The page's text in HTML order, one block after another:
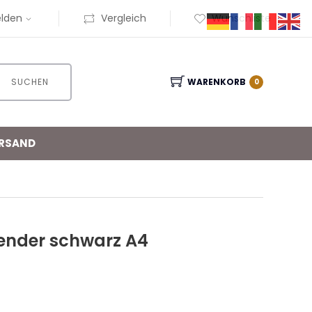
Vergleich Wunschliste
SUCHEN WARENKORB 0
schwarz A4